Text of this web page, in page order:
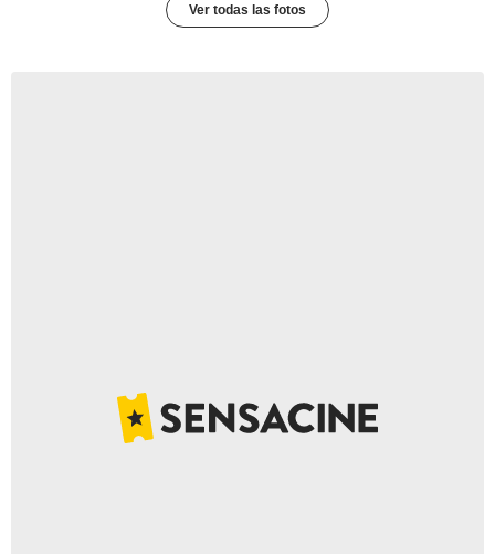
Ver todas las fotos